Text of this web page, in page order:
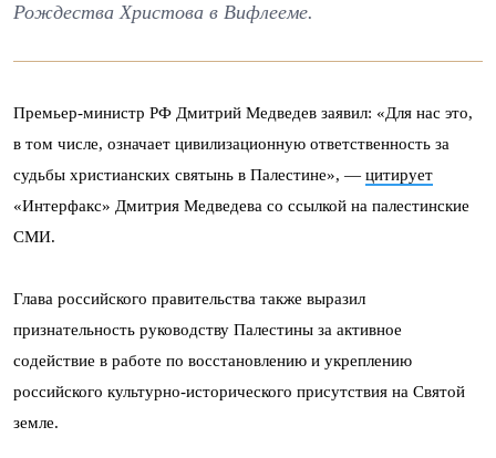
Рождества Христова в Вифлееме.
Премьер-министр РФ Дмитрий Медведев заявил: «Для нас это,
в том числе, означает цивилизационную ответственность за
судьбы христианских святынь в Палестине», — цитирует
«Интерфакс» Дмитрия Медведева со ссылкой на палестинские
СМИ.
Глава российского правительства также выразил
признательность руководству Палестины за активное
содействие в работе по восстановлению и укреплению
российского культурно-исторического присутствия на Святой
земле.